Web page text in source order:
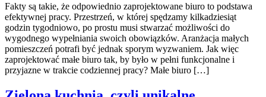
Fakty są takie, że odpowiednio zaprojektowane biuro to podstawa
efektywnej pracy. Przestrzeń, w której spędzamy kilkadziesiąt
godzin tygodniowo, po prostu musi stwarzać możliwości do
wygodnego wypełniania swoich obowiązków. Aranżacja małych
pomieszczeń potrafi być jednak sporym wyzwaniem. Jak więc
zaprojektować małe biuro tak, by było w pełni funkcjonalne i
przyjazne w trakcie codziennej pracy? Małe biuro […]